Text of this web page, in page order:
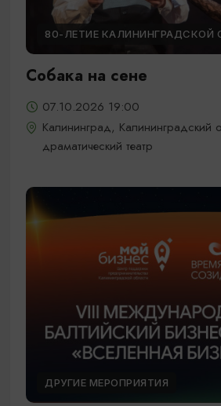
80-ЛЕТИЕ КАЛИНИНГРАДСКОЙ
Собака на сене
07.10.2026 19:00
Калининград, Калининградский
драматический театр
ДРУГИЕ МЕРОПРИЯТИЯ